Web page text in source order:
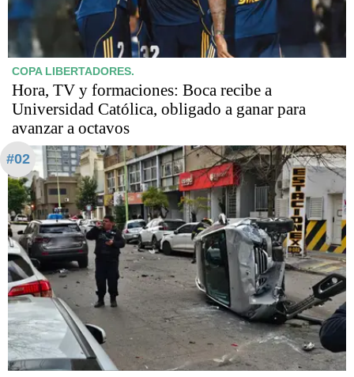
COPA LIBERTADORES.
Hora, TV y formaciones: Boca recibe a
Universidad Católica, obligado a ganar para
avanzar a octavos
#02